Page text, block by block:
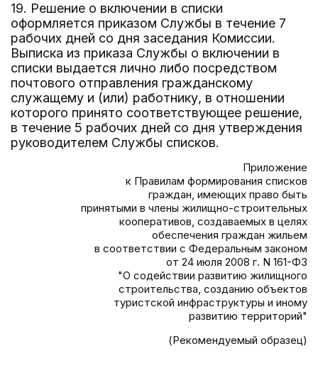
19. Решение о включении в списки
оформляется приказом Службы в течение 7
рабочих дней со дня заседания Комиссии.
Выписка из приказа Службы о включении в
списки выдается лично либо посредством
почтового отправления гражданскому
служащему и (или) работнику, в отношении
которого принято соответствующее решение,
в течение 5 рабочих дней со дня утверждения
руководителем Службы списков.
Приложение
к Правилам формирования списков
граждан, имеющих право быть
принятыми в члены жилищно-строительных
кооперативов, создаваемых в целях
обеспечения граждан жильем
в соответствии с Федеральным законом
от 24 июля 2008 г. N 161-ФЗ
"О содействии развитию жилищного
строительства, созданию объектов
туристской инфраструктуры и иному
развитию территорий"
(Рекомендуемый образец)